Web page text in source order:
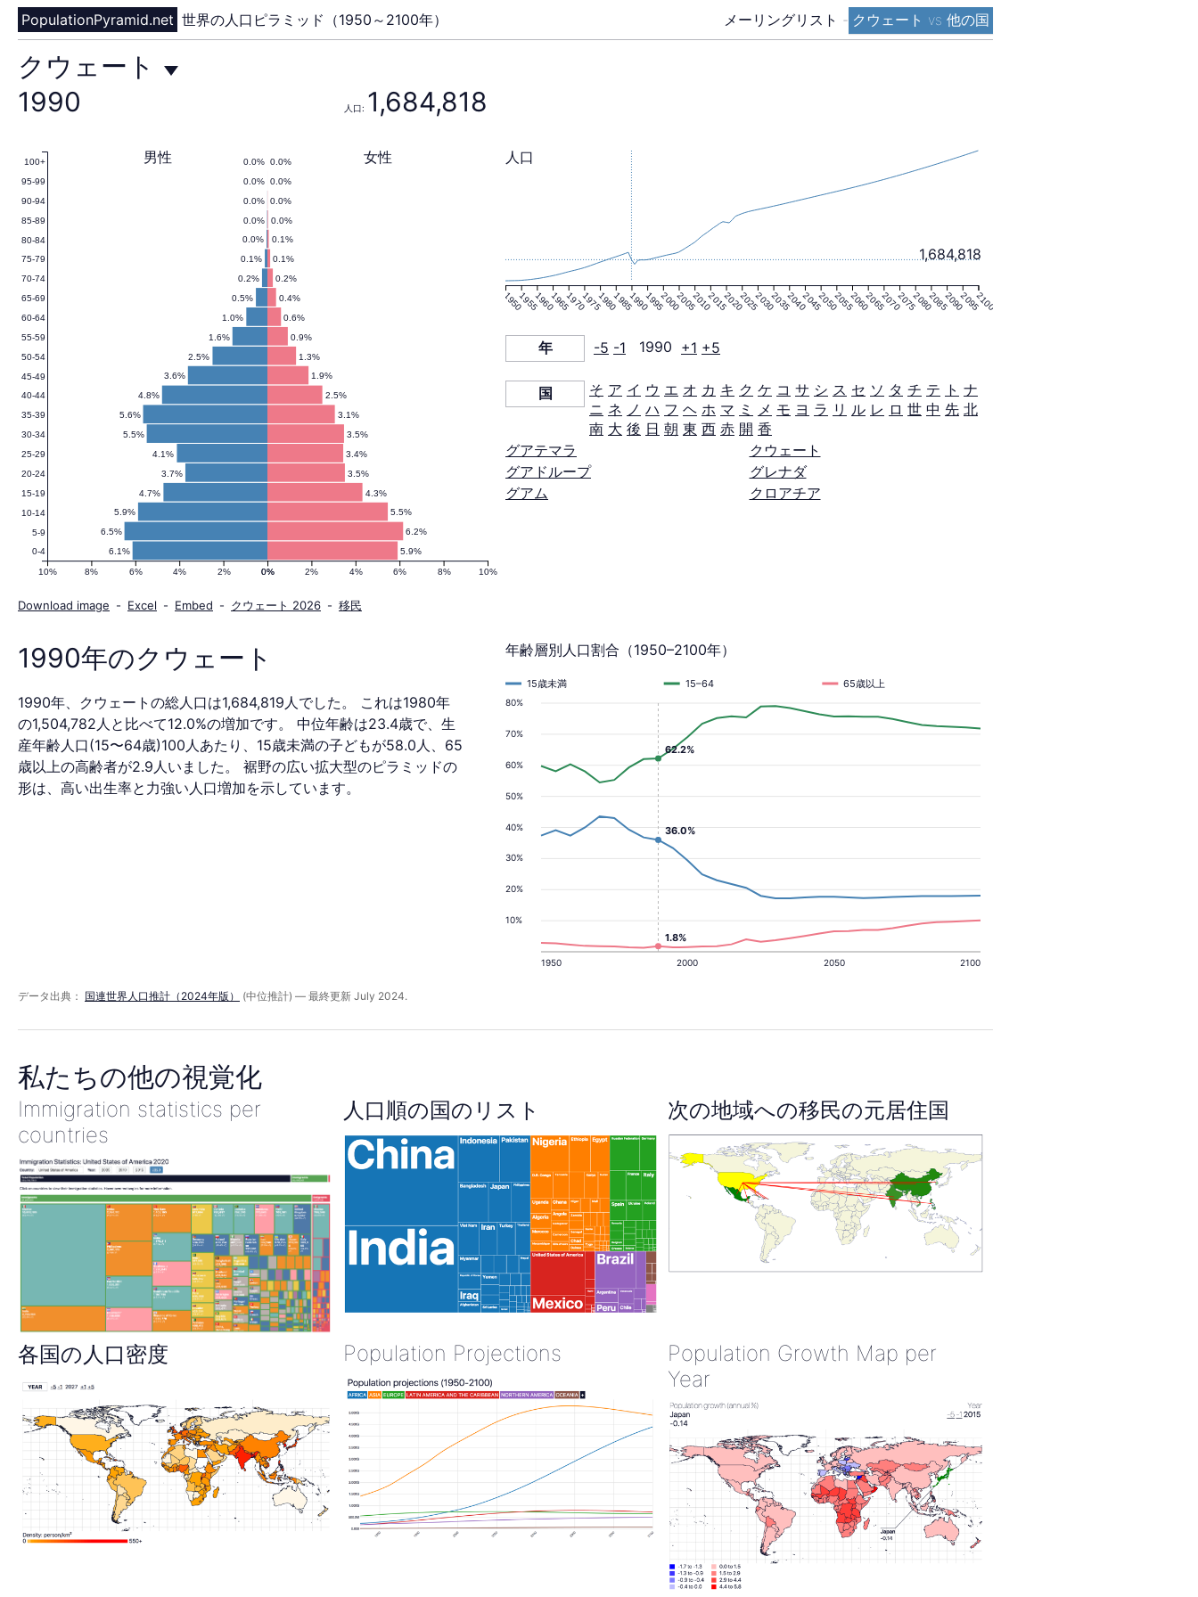
メーリングリスト - クウェート vs 他の国
PopulationPyramid.net 世界の人口ピラミッド（1950～2100年）
ク
ウ
ェ
ー
ト
の
人
口
ピ
ラ
ミ
1990
年
クウェート
1990
人口: 1,684,818
5.9%
6.1%
6.2%
6.5%
5.5%
5.9%
4.3%
4.7%
3.5%
3.7%
3.4%
4.1%
3.5%
5.5%
3.1%
5.6%
2.5%
4.8%
1.9%
3.6%
1.3%
2.5%
0.9%
1.6%
0.6%
1.0%
0.4%
0.5%
0.2%
0.2%
0.1%
0.1%
0.1%
0.0%
0.0%
0.0%
0.0%
0.0%
0.0%
0.0%
0.0%
0.0% 女性
男性
0% 2% 4% 6% 8% 10%
10% 8% 6% 4% 2% 0%
0-4
5-9
10-14
15-19
20-24
25-29
30-34
35-39
40-44
45-49
50-54
55-59
60-64
65-69
70-74
75-79
80-84
85-89
90-94
95-99
100+
Download image - Excel - Embed - クウェート 2026 - 移民
1950195519601965197019751980198519901995200020052010201520202025203020352040204520502055206020652070207520802085209020952100
1,684,818
人口
年 -5 -1 1990 +1 +5
国 そ ア イ ウ エ オ カ キ ク ケ コ サ シ ス セ ソ タ チ テ ト ナ
ニ ネ ノ ハ フ ヘ ホ マ ミ メ モ ヨ ラ リ ル レ ロ 世 中 先 北
南 大 後 日 朝 東 西 赤 開 香
グアテマラ
グアドループ
グアム
クウェート
グレナダ
クロアチア
1990年のクウェート
1990年、クウェートの総人口は1,684,819人でした。 これは1980年
の1,504,782人と比べて12.0%の増加です。 中位年齢は23.4歳で、生
産年齢人口(15〜64歳)100人あたり、15歳未満の子どもが58.0人、65
歳以上の高齢者が2.9人いました。 裾野の広い拡大型のピラミッドの
形は、高い出生率と力強い人口増加を示しています。
年齢層別人口割合（1950–2100年）
10%
20%
30%
40%
50%
60%
70%
80%
1950 2000 2050 2100
15歳未満 15–64 65歳以上
36.0%
1.8%
62.2%
データ出典： 国連世界人口推計（2024年版） (中位推計) — 最終更新 July 2024.
私たちの他の視覚化
Immigration statistics per
countries
人口順の国のリスト 次の地域への移民の元居住国
各国の人口密度 Population Projections
Population Growth Map per
Year